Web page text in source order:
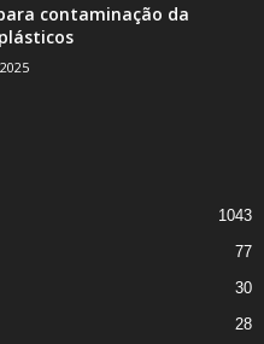
contaminação da
1043
77
30
28